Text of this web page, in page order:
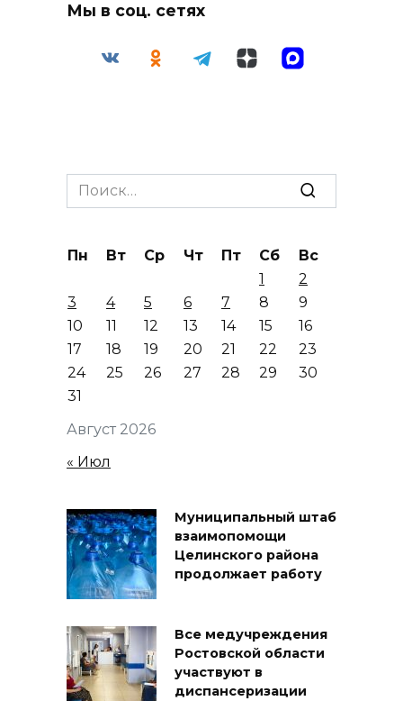
Мы в соц. сетях
Search
for:
Август 2026
Пн Вт Ср Чт Пт Сб
Вс
1
2
3
4 5 6 7 8
9
10
11 12 13 14 15
16
17
18 19 20 21 22
23
24
25 26 27 28 29
30
31
« Июл
Муниципальный штаб
взаимопомощи
Целинского района
продолжает работу
Все медучреждения
Ростовской области
участвуют в
диспансеризации